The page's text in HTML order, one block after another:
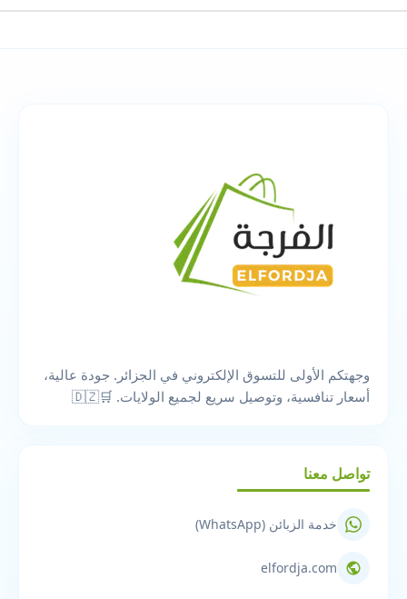
وجهتكم الأولى للتسوق الإلكتروني في الجزائر. جودة عالية،
أسعار تنافسية، وتوصيل سريع لجميع الولايات. 🛒🇩🇿
تواصل معنا
خدمة الزبائن (WhatsApp)
elfordja.com